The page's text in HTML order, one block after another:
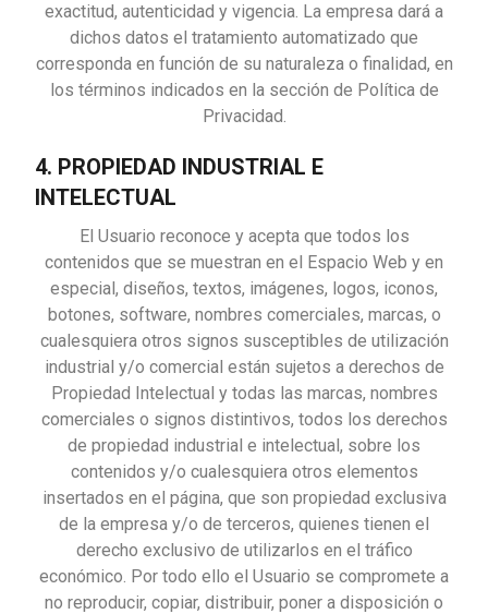
exactitud, autenticidad y vigencia. La empresa dará a
dichos datos el tratamiento automatizado que
corresponda en función de su naturaleza o finalidad, en
los términos indicados en la sección de Política de
Privacidad.
4. PROPIEDAD INDUSTRIAL E
INTELECTUAL
El Usuario reconoce y acepta que todos los
contenidos que se muestran en el Espacio Web y en
especial, diseños, textos, imágenes, logos, iconos,
botones, software, nombres comerciales, marcas, o
cualesquiera otros signos susceptibles de utilización
industrial y/o comercial están sujetos a derechos de
Propiedad Intelectual y todas las marcas, nombres
comerciales o signos distintivos, todos los derechos
de propiedad industrial e intelectual, sobre los
contenidos y/o cualesquiera otros elementos
insertados en el página, que son propiedad exclusiva
de la empresa y/o de terceros, quienes tienen el
derecho exclusivo de utilizarlos en el tráfico
económico. Por todo ello el Usuario se compromete a
no reproducir, copiar, distribuir, poner a disposición o